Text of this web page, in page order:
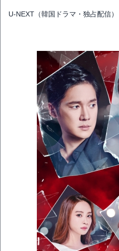
U-NEXT（韓国ドラマ・独占配信）